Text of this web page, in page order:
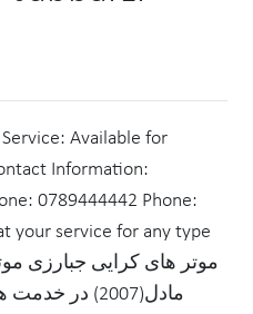
Available for
Information:
0789444442 Phone:
your service for any type
مادل(2007)